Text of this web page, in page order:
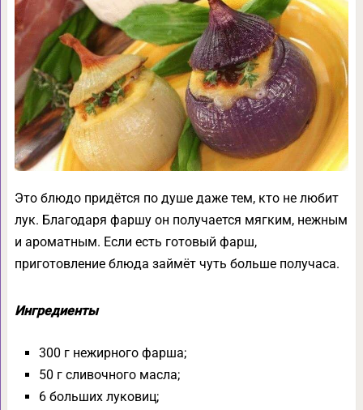
Это блюдо придётся по душе даже тем, кто не любит
лук. Благодаря фаршу он получается мягким, нежным
и ароматным. Если есть готовый фарш,
приготовление блюда займёт чуть больше получаса.
Ингредиенты
300 г нежирного фарша;
50 г сливочного масла;
6 больших луковиц;